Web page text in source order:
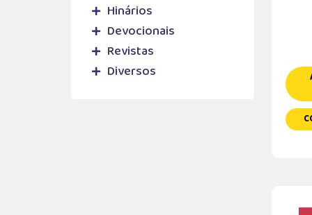
Hinários
Devocionais
Revistas
Diversos